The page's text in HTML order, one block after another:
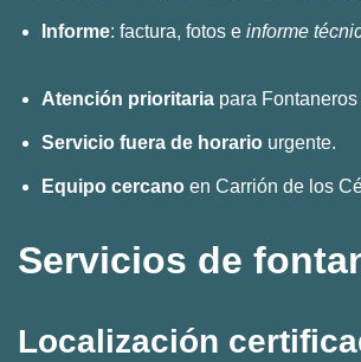
Informe: factura, fotos e informe
Atención prioritaria para
Servicio fuera de horario urgente.
Equipo cercano en Carrión de los
Servicios de
Localización